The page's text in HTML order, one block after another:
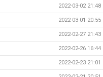
2022-03-02 21:48
2022-03-01 20:55
2022-02-27 21:43
2022-02-26 16:44
2022-02-23 21:01